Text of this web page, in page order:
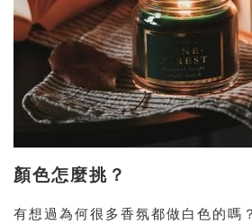
顏色怎麼挑？
有想過為何很多香氛都做白色的嗎